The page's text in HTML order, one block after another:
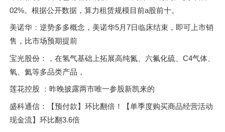
02%。根据公开数据，算力租赁规模目前a股前十。
美诺华：逆势多多概念，美诺华5月7日临床结束，即可上市销
售，比市场预期提前
宝光股份：，在氢气基础上拓展高纯氮、六氟化硫、C4气体、
氧、氦等多品类产品，
莲花控股 ：昨晚披露两市唯一参股新凯来的
盛科通信：【预付款】环比翻倍！【单季度购买商品经营活动
现金流】环比翻3.6倍